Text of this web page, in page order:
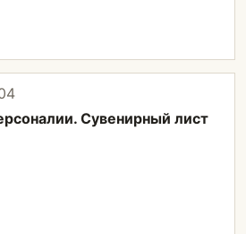
Сувенирный лист